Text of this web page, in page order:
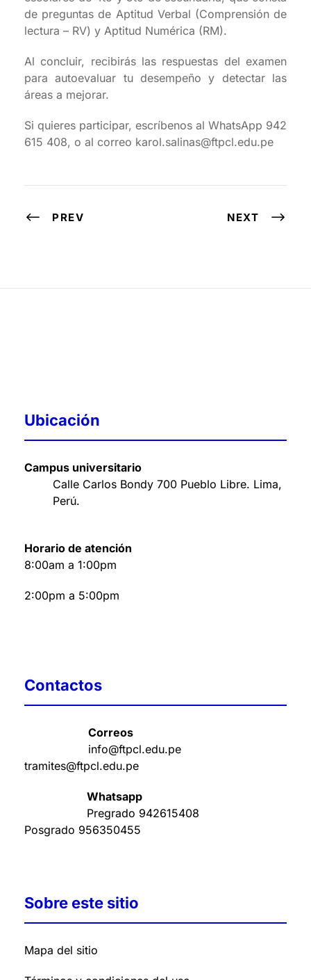
de preguntas de Aptitud Verbal (Comprensión de
lectura – RV) y Aptitud Numérica (RM).
Al concluir, recibirás las respuestas del examen
para autoevaluar tu desempeño y detectar las
áreas a mejorar.
Si quieres participar, escríbenos al WhatsApp 942
615 408, o al correo karol.salinas@ftpcl.edu.pe
PREV NEXT
Ubicación
Campus universitario
Calle Carlos Bondy 700 Pueblo Libre. Lima,
Perú.
Horario de atención
8:00am a 1:00pm
2:00pm a 5:00pm
Contactos
Correos
info@ftpcl.edu.pe
tramites@ftpcl.edu.pe
Whatsapp
Pregrado 942615408
Posgrado 956350455
Sobre este sitio
Mapa del sitio